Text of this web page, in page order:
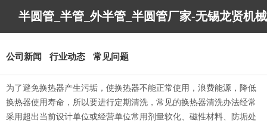
半圆管_半管_外半管_半圆管厂家-无锡龙贤机械
制造有限公司
公司新闻 行业动态 常见问题
为了避免换热器产生污垢，使换热器不能正常使用，浪费能源，降低
换热器使用寿命，所以要进行定期清洗，常见的换热器清洗办法经常
采用超出当前设计单位或经营单位常用剂量软化、磁性材料、防垢处